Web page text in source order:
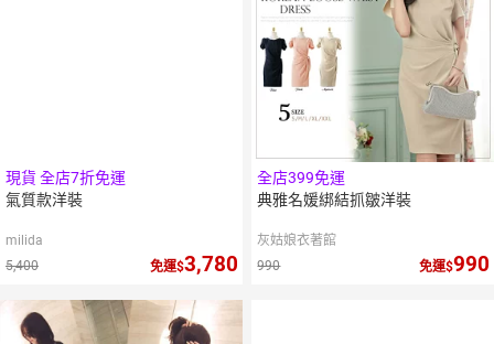
現貨 全店7折免運
氣質款洋裝
milida
5,400
免運 3,780
全店399免運
典雅名媛綁結抓皺洋裝
灰姑娘衣著館
990
免運 990